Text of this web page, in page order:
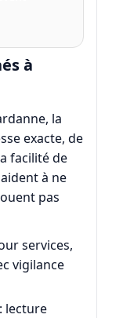
à
la
exacte, de
facilité de
à ne
pas
services,
vigilance
lecture